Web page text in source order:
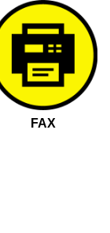
FAX